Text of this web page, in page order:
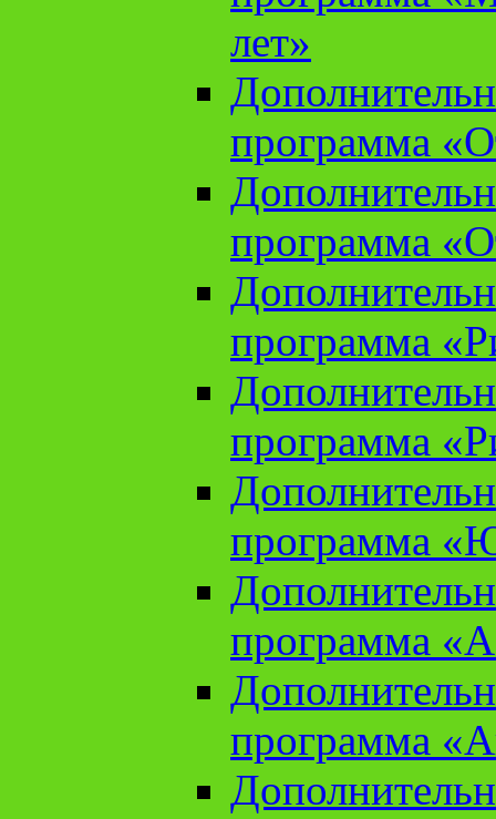
лет»
программа
программа
программа
программа
программа
программа
программа